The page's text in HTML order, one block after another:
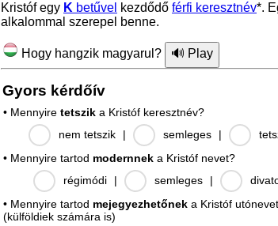
Kristóf egy K betűvel kezdődő férfi keresztnév*.
alkalommal szerepel benne.
Hogy hangzik magyarul?
Gyors kérdőív
• Mennyire tetszik a Kristóf keresztnév?
nem tetszik
| semleges |
• Mennyire tartod modernnek a Kristóf nevet?
régimódi
| semleges |
• Mennyire tartod mejegyezhetőnek a Kristóf
(külföldiek számára is)